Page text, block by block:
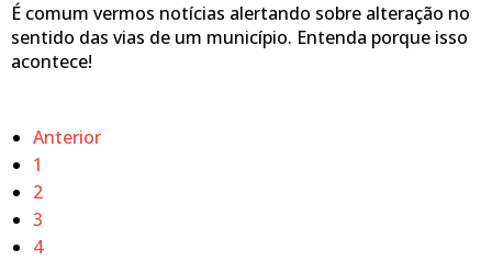
É comum vermos notícias alertando sobre alteração no
sentido das vias de um município. Entenda porque isso
acontece!
Anterior
1
2
3
4